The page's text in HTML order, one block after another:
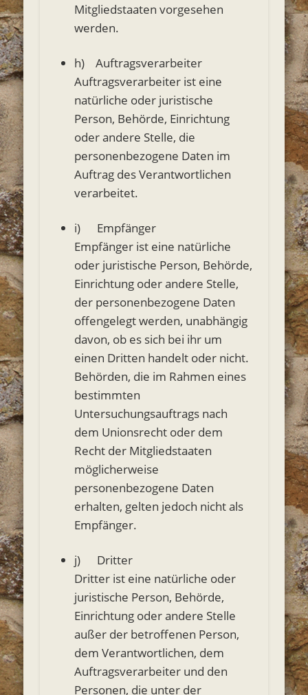
Mitgliedstaaten vorgesehen
werden.
h) Auftragsverarbeiter
Auftragsverarbeiter ist eine
natürliche oder juristische
Person, Behörde, Einrichtung
oder andere Stelle, die
personenbezogene Daten im
Auftrag des Verantwortlichen
verarbeitet.
i) Empfänger
Empfänger ist eine natürliche
oder juristische Person, Behörde,
Einrichtung oder andere Stelle,
der personenbezogene Daten
offengelegt werden, unabhängig
davon, ob es sich bei ihr um
einen Dritten handelt oder nicht.
Behörden, die im Rahmen eines
bestimmten
Untersuchungsauftrags nach
dem Unionsrecht oder dem
Recht der Mitgliedstaaten
möglicherweise
personenbezogene Daten
erhalten, gelten jedoch nicht als
Empfänger.
j) Dritter
Dritter ist eine natürliche oder
juristische Person, Behörde,
Einrichtung oder andere Stelle
außer der betroffenen Person,
dem Verantwortlichen, dem
Auftragsverarbeiter und den
Personen, die unter der